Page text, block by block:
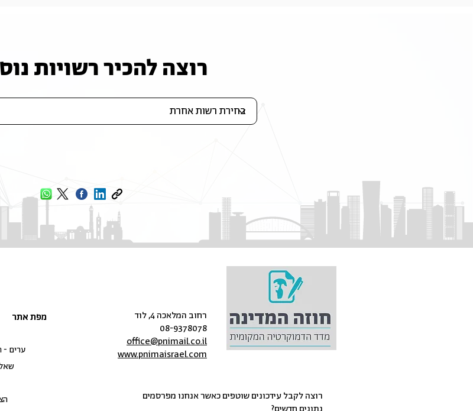
רוצה להכיר רשויות
ערים -
מפת אתר
רחוב המלאכה 4, לוד
08-9378078
office@pnimail.co.il
www.pnimaisrael.com
רוצה לקבל עידכונים שוטפים כאשר אנחנו מפרסמים